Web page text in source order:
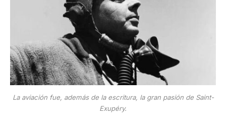
La aviación fue, además de la escritura, la gran pasión de Saint-
Exupéry.